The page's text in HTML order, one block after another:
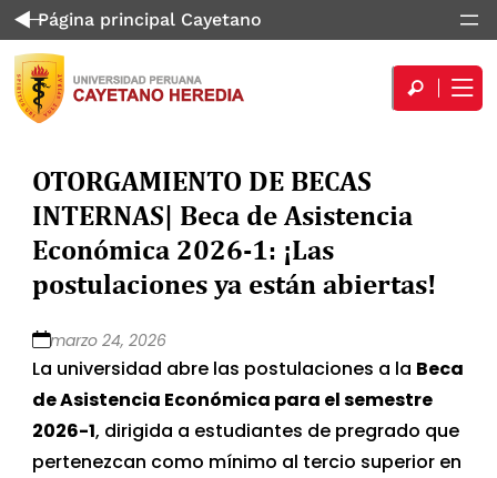
Página principal Cayetano
OTORGAMIENTO DE BECAS
INTERNAS| Beca de Asistencia
Económica 2026-1: ¡Las
postulaciones ya están abiertas!
marzo 24, 2026
La universidad abre las postulaciones a la Beca
de Asistencia Económica para el semestre
2026-1, dirigida a estudiantes de pregrado que
pertenezcan como mínimo al tercio superior en